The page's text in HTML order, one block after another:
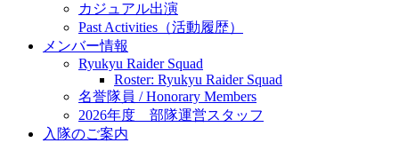
カジュアル出演
Past Activities（活動履歴）
メンバー情報
Ryukyu Raider Squad
Roster: Ryukyu Raider Squad
名誉隊員 / Honorary Members
2026年度 部隊運営スタッフ
入隊のご案内